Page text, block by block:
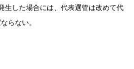
生した場合には、代表選管は改めて代
らない。